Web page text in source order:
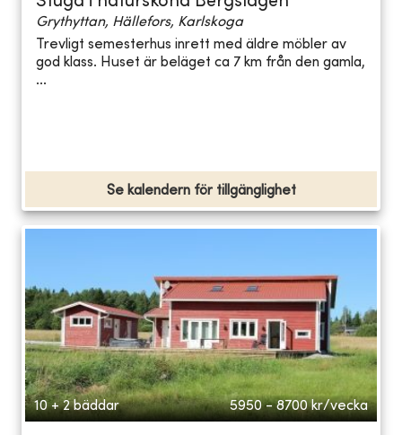
Grythyttan, Hällefors, Karlskoga
Trevligt semesterhus inrett med äldre möbler av
god klass. Huset är beläget ca 7 km från den gamla,
...
Se kalendern för tillgänglighet
10 + 2 bäddar 5950 - 8700 kr/vecka